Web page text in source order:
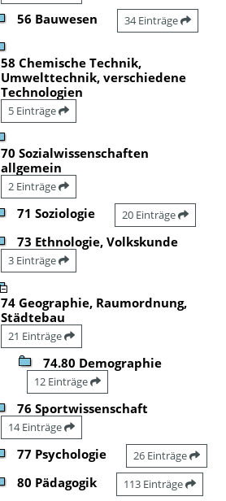
56 Bauwesen 34 Einträge
58 Chemische Technik,
Umwelttechnik, verschiedene
Technologien
5 Einträge
70 Sozialwissenschaften
allgemein
2 Einträge
71 Soziologie 20 Einträge
73 Ethnologie, Volkskunde
3 Einträge
74 Geographie, Raumordnung,
Städtebau
21 Einträge
74.80 Demographie
12 Einträge
76 Sportwissenschaft
14 Einträge
77 Psychologie 26 Einträge
80 Pädagogik 113 Einträge